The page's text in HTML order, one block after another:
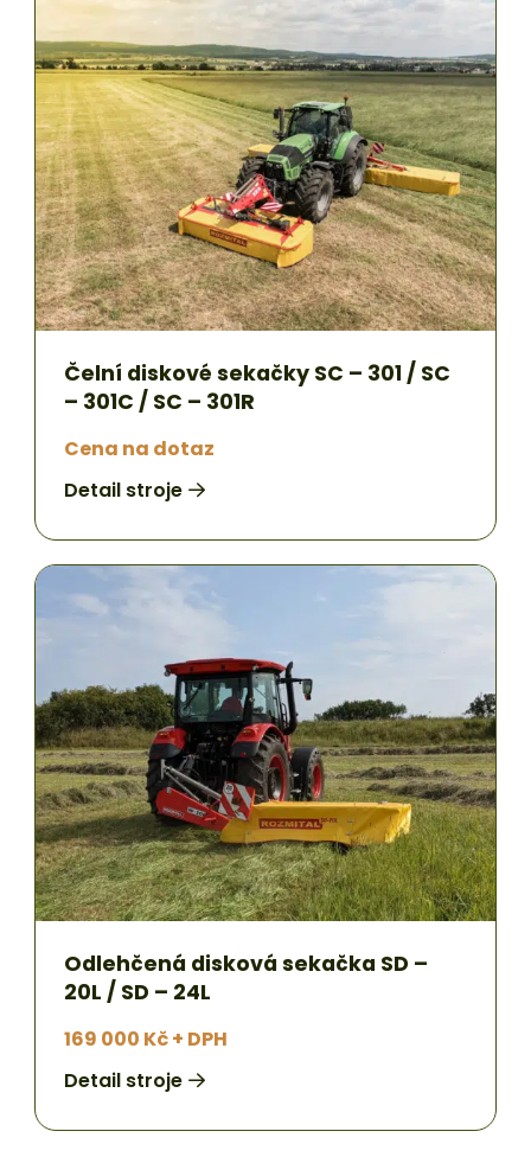
Čelní diskové sekačky SC – 301 / SC
– 301C / SC – 301R
Cena na dotaz
Detail stroje
Odlehčená disková sekačka SD –
20L / SD – 24L
169 000 Kč + DPH
Detail stroje